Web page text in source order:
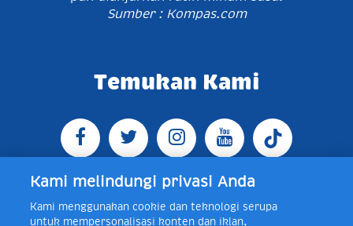
Sumber : Kompas.com
Temukan Kami
Jl. Raya Bogor KM 5, Pasar Rebo, Jakarta Timur,
Kami melindungi privasi Anda
Kami menggunakan cookie dan teknologi serupa
untuk mempersonalisasi konten dan iklan,